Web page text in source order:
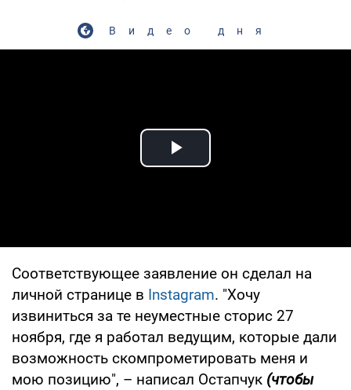
Видео дня
Play Video
Соответствующее заявление он сделал на
личной странице в Instagram. "Хочу
извиниться за те неуместные сторис 27
ноября, где я работал ведущим, которые дали
возможность скомпрометировать меня и
мою позицию", – написал Остапчук (чтобы